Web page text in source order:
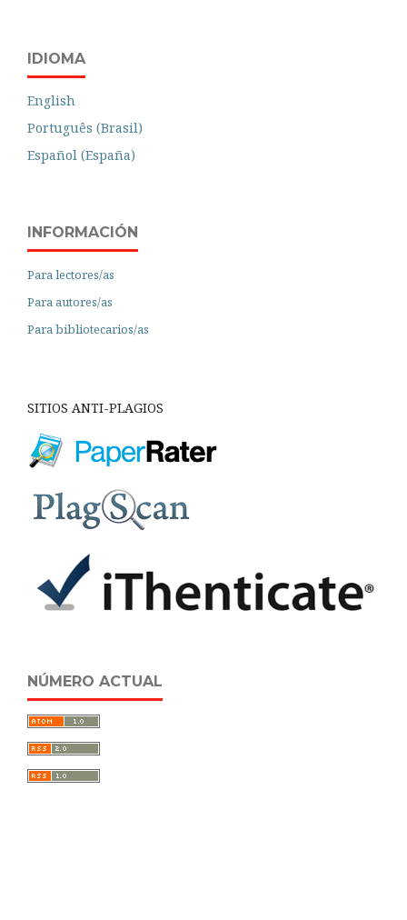
IDIOMA
English
Português (Brasil)
Español (España)
INFORMACIÓN
Para lectores/as
Para autores/as
Para bibliotecarios/as
SITIOS ANTI-PLAGIOS
NÚMERO ACTUAL